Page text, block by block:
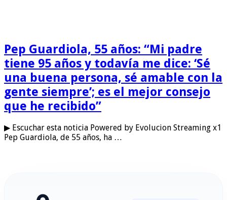
Pep Guardiola, 55 años: “Mi padre
tiene 95 años y todavía me dice: ‘Sé
una buena persona, sé amable con la
gente siempre’; es el mejor consejo
que he recibido”
▶ Escuchar esta noticia Powered by Evolucion Streaming x1
Pep Guardiola, de 55 años, ha …